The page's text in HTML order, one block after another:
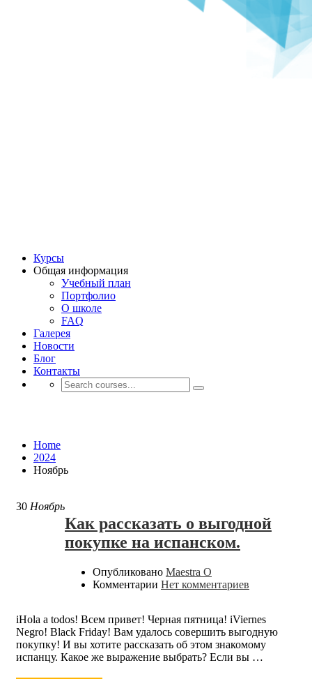
Курсы
Общая информация
Учебный план
Портфолио
О школе
FAQ
Галерея
Новости
Блог
Контакты
Home
2024
Ноябрь
30 Ноябрь
Как рассказать о выгодной
покупке на испанском.
Опубликовано Maestra O
Комментарии Нет комментариев
iHola a todos! Всем привет! Черная пятница! iViernes
Negro! Black Friday! Вам удалось совершить выгодную
покупку! И вы хотите рассказать об этом знакомому
испанцу. Какое же выражение выбрать? Если вы …